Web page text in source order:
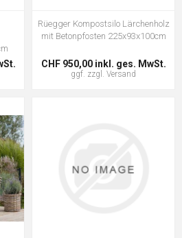
Rüegger Kompostsilo Lärchenholz
mit Betonpfosten 225x93x100cm
CHF 950,00 inkl. ges. MwSt.
ggf. zzgl. Versand